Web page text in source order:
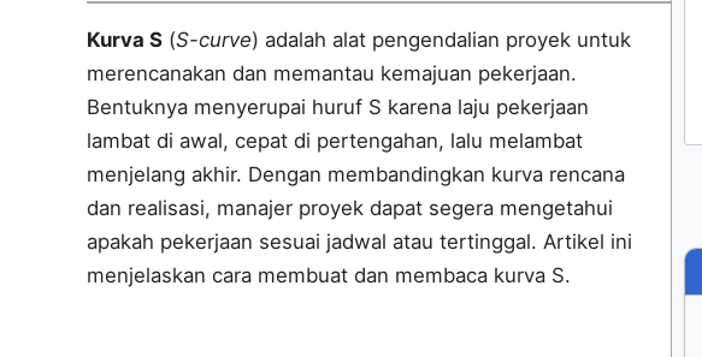
Kurva S (S-curve) adalah alat pengendalian proyek untuk
merencanakan dan memantau kemajuan pekerjaan.
Bentuknya menyerupai huruf S karena laju pekerjaan
lambat di awal, cepat di pertengahan, lalu melambat
menjelang akhir. Dengan membandingkan kurva rencana
dan realisasi, manajer proyek dapat segera mengetahui
apakah pekerjaan sesuai jadwal atau tertinggal. Artikel ini
menjelaskan cara membuat dan membaca kurva S.